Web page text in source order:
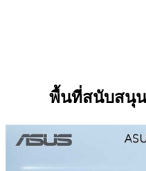
พื้นที่สนับสนุน